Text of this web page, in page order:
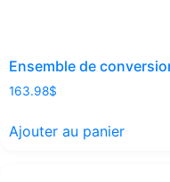
Ensemble de
163.98$
Ajouter au panier